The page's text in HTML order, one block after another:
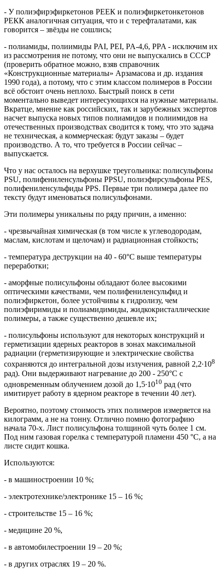
- У полиэфирэфиркетонов РЕЕК и полиэфиркетонкетонов
РЕКК аналогичная ситуация, что и с терефталатами, как
говорится – звёзды не сошлись;
- полиамиды, полиимиды PAI, PEI, PA-4,6, PPA - исключим их
из рассмотрения не потому, что они не выпускались в СССР
(проверить обратное можно, взяв справочник
«Конструкционные материалы» Арзамасова и др. издания
1990 года), а потому, что с этим классом полимеров в России
всё обстоит очень неплохо. Быстрый поиск в сети
моментально выведет интересующихся на нужные материалы.
Вкратце, мнение как российских, так и зарубежных экспертов
насчет выпуска новых типов полиамидов и полиимидов на
отечественных производствах сводится к тому, что это задача
не техническая, а коммерческая: будут заказы – будет
производство. А то, что требуется в России сейчас –
выпускается.
Что у нас осталось на верхушке треугольника: полисульфоны
PSU, полифениленсульфоны PPSU, полиэфирсульфоны PES,
полифениленсульфиды PPS. Первые три полимера далее по
тексту будут именоваться полисульфонами.
Эти полимеры уникальны по ряду причин, а именно:
- чрезвычайная химическая (в том числе к углеводородам,
маслам, кислотам и щелочам) и радиационная стойкость;
- температура деструкции на 40 - 60°С выше температуры
переработки;
- аморфные полисульфоны обладают более высокими
оптическими качествами, чем полифениленсульфид и
полиэфиркетон, более устойчивы к гидролизу, чем
полиэфиримиды и полиамидимиды, жидкокристаллические
полимеры, а также существенно дешевле их;
- полисульфоны используют для некоторых конструкций и
герметизации ядерных реакторов в зонах максимальной
радиации (герметизирующие и электрические свойства
сохраняются до интегральной дозы излучения, равной 2,2∙108
рад). Они выдерживают нагревание до 200 - 250°С с
одновременным облучением дозой до 1,5∙1010 рад (что
имитирует работу в ядерном реакторе в течении 40 лет).
Вероятно, поэтому стоимость этих полимеров измеряется на
килограмм, а не на тонну. Отлично помню фотографию
начала 70-х. Лист полисульфона толщиной чуть более 1 см.
Под ним газовая горелка с температурой пламени 450 °С, а на
листе сидит кошка.
Используются:
- в машиностроении 10 %;
- электротехнике/электронике 15 – 16 %;
- строительстве 15 – 16 %;
- медицине 20 %,
- в автомобилестроении 19 – 20 %;
- в других отраслях 19 – 20 %.